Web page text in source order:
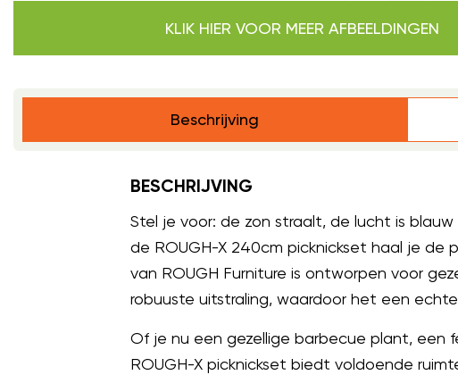
KLIK HIER VOOR MEER AFBEELDINGEN
Beschrijving
BESCHRIJVING
Stel je voor: de zon straalt, de lucht is
de ROUGH-X 240cm picknickset haal je de
van ROUGH Furniture is ontworpen voor
robuuste uitstraling, waardoor het een
Of je nu een gezellige barbecue plant, een
ROUGH-X picknickset biedt voldoende